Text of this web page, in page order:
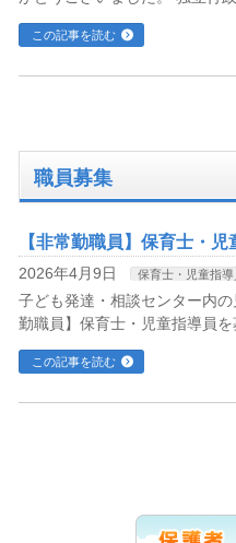
この記事を読む
職員募集
【非常勤職員】保育士・
2026年4月9日 保育士・児童指導
子ども発達・相談センター内
勤職員】保育士・児童指導員を
この記事を読む